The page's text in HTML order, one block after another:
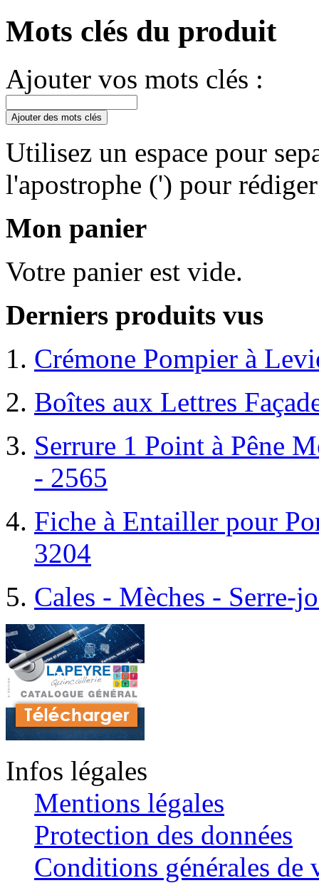
Mots clés du produit
Ajouter vos mots clés :
Ajouter des mots clés
Utilisez un espace pour
l'apostrophe (') pour
Mon panier
Votre panier est vide.
Derniers produits vus
Crémone Pompier à
Boîtes aux Lettres
Serrure 1 Point à Pêne
- 2565
Fiche à Entailler pour
3204
Cales - Mèches - Serre-
Infos légales
Mentions légales
Protection des données
Conditions générales de